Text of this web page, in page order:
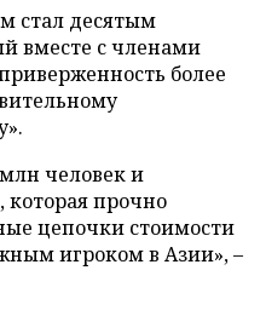
стал десятым
вместе с членами
более
человек и
прочно
цепочки стоимости
игроком в Азии», –